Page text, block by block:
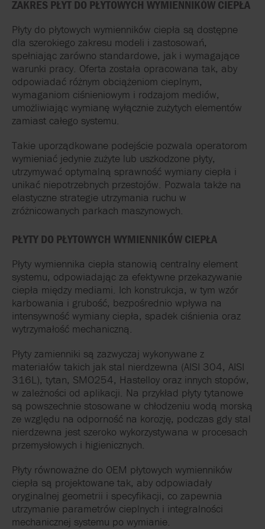
ZAKRES PŁYT DO PŁYTOWYCH WYMIENNIKÓW CIEPŁA
Płyty do płytowych wymienników ciepła są dostępne
dla szerokiego zakresu modeli i zastosowań,
spełniając zarówno standardowe, jak i wymagające
warunki pracy. Oferta została opracowana tak, aby
odpowiadać różnym obciążeniom cieplnym,
wymaganiom ciśnieniowym i rodzajom mediów,
umożliwiając wymianę wyłącznie zużytych elementów
zamiast całego systemu.
Takie uporządkowane podejście pozwala operatorom
wymieniać jedynie zużyte lub uszkodzone płyty,
utrzymywać optymalną sprawność wymiany ciepła i
unikać niepotrzebnych przestojów. Pozwala także na
elastyczne strategie utrzymania ruchu w
zróżnicowanych parkach maszynowych.
PŁYTY DO PŁYTOWYCH WYMIENNIKÓW CIEPŁA
Płyty wymiennika ciepła stanowią centralny element
systemu, odpowiadając za efektywne przekazywanie
ciepła między mediami. Ich konstrukcja, w tym wzór
karbowania i grubość, bezpośrednio wpływa na
intensywność wymiany ciepła, spadek ciśnienia oraz
wytrzymałość mechaniczną.
Płyty zamienniki są zazwyczaj wykonywane z
materiałów takich jak stal nierdzewna (AISI 304, AISI
316L), tytan, SMO254, Hastelloy oraz innych stopów,
w zależności od aplikacji. Na przykład płyty tytanowe
są powszechnie stosowane w chłodzeniu wodą morską
ze względu na odporność na korozję, podczas gdy stal
nierdzewna jest szeroko wykorzystywana w procesach
przemysłowych i higienicznych.
Płyty równoważne do OEM płytowych wymienników
ciepła są projektowane tak, aby odpowiadały
oryginalnej geometrii i specyfikacji, co zapewnia
utrzymanie parametrów cieplnych i integralności
mechanicznej systemu po wymianie.